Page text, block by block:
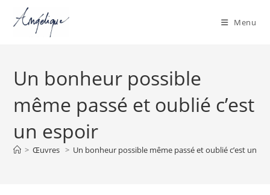
content
Menu
Un bonheur possible
même passé et oublié c’est
un espoir
> Œuvres > Un bonheur possible même passé et oublié c’est un